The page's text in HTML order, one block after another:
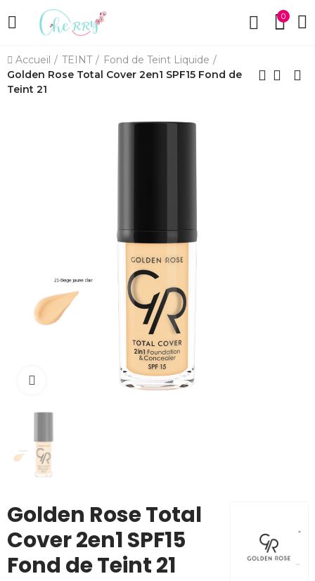
0
Accueil TEINT
Fond de Teint Liquide
Golden Rose Total Cover 2en1 SPF15 Fond de
Teint 21
Cliquez pour agrandir
Golden Rose Total
Cover 2en1 SPF15
Fond de Teint 21